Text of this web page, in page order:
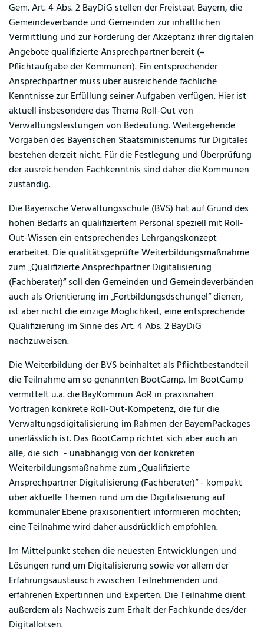
Gem. Art. 4 Abs. 2 BayDiG stellen der Freistaat Bayern, die
Gemeindeverbände und Gemeinden zur inhaltlichen
Vermittlung und zur Förderung der Akzeptanz ihrer digitalen
Angebote qualifizierte Ansprechpartner bereit (=
Pflichtaufgabe der Kommunen). Ein entsprechender
Ansprechpartner muss über ausreichende fachliche
Kenntnisse zur Erfüllung seiner Aufgaben verfügen. Hier ist
aktuell insbesondere das Thema Roll-Out von
Verwaltungsleistungen von Bedeutung. Weitergehende
Vorgaben des Bayerischen Staatsministeriums für Digitales
bestehen derzeit nicht. Für die Festlegung und Überprüfung
der ausreichenden Fachkenntnis sind daher die Kommunen
zuständig.
Die Bayerische Verwaltungsschule (BVS) hat auf Grund des
hohen Bedarfs an qualifiziertem Personal speziell mit Roll-
Out-Wissen ein entsprechendes Lehrgangskonzept
erarbeitet. Die qualitätsgeprüfte Weiterbildungsmaßnahme
zum „Qualifizierte Ansprechpartner Digitalisierung
(Fachberater)“ soll den Gemeinden und Gemeindeverbänden
auch als Orientierung im „Fortbildungsdschungel“ dienen,
ist aber nicht die einzige Möglichkeit, eine entsprechende
Qualifizierung im Sinne des Art. 4 Abs. 2 BayDiG
nachzuweisen.
Die Weiterbildung der BVS beinhaltet als Pflichtbestandteil
die Teilnahme am so genannten BootCamp. Im BootCamp
vermittelt u.a. die BayKommun AöR in praxisnahen
Vorträgen konkrete Roll-Out-Kompetenz, die für die
Verwaltungsdigitalisierung im Rahmen der BayernPackages
unerlässlich ist. Das BootCamp richtet sich aber auch an
alle, die sich - unabhängig von der konkreten
Weiterbildungsmaßnahme zum „Qualifizierte
Ansprechpartner Digitalisierung (Fachberater)“ - kompakt
über aktuelle Themen rund um die Digitalisierung auf
kommunaler Ebene praxisorientiert informieren möchten;
eine Teilnahme wird daher ausdrücklich empfohlen.
Im Mittelpunkt stehen die neuesten Entwicklungen und
Lösungen rund um Digitalisierung sowie vor allem der
Erfahrungsaustausch zwischen Teilnehmenden und
erfahrenen Expertinnen und Experten. Die Teilnahme dient
außerdem als Nachweis zum Erhalt der Fachkunde des/der
Digitallotsen.